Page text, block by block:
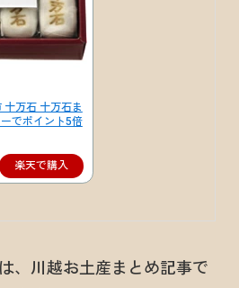
十万石 十万石ま
でポイント5倍
楽天で購入
、川越お土産まとめ記事で